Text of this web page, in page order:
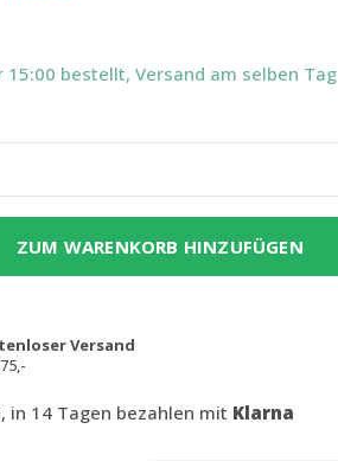
15:00 bestellt, Versand am selben Tag
ZUM WARENKORB HINZUFÜGEN
Versand
in 14 Tagen bezahlen mit Klarna